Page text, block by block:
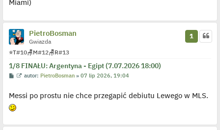
l
j
e
d
y
c
y
p
t
Miami)
PietroBosman
Gwiazda
⭐T#10🪑M#12🪑R#13
1/8 FINAŁU: Argentyna - Egipt (7.07.2026 18:00)
1
P
t
W
w
i
p
autor: PietroBosman »07 lip 2026, 19:04
Messi po prostu nie chce przegapić debiutu Lewego w MLS.